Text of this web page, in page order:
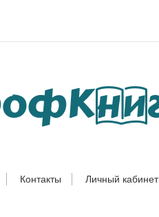
Контакты Личный кабинет